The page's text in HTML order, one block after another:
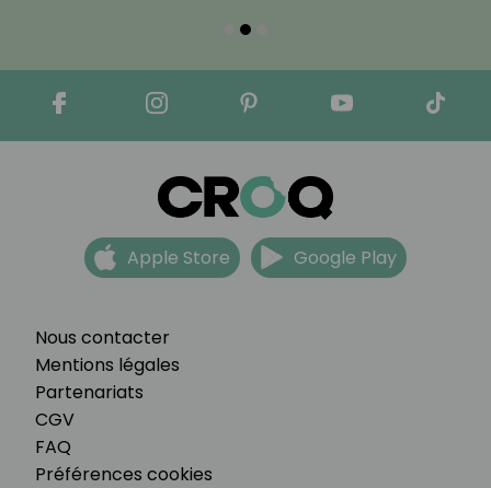
Nous contacter
Mentions légales
Partenariats
CGV
FAQ
Préférences cookies
Apple Store Google Play